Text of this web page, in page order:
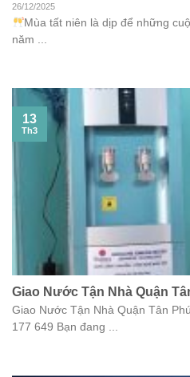
26/12/2025
Mùa tất niên là dịp để những
năm ...
Giao Nước Tận Nhà Quận
Giao Nước Tận Nhà Quận Tân
177 649 Bạn đang ...
13
Th3